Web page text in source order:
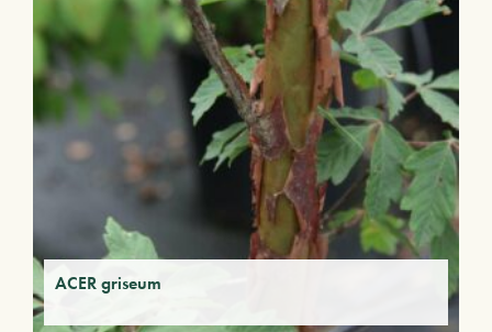
ACER griseum